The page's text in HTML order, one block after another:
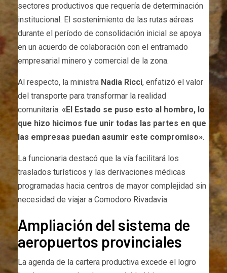
sectores productivos que requería de determinación
institucional. El sostenimiento de las rutas aéreas
durante el período de consolidación inicial se apoya
en un acuerdo de colaboración con el entramado
empresarial minero y comercial de la zona.
Al respecto, la ministra Nadia Ricci, enfatizó el valor
del transporte para transformar la realidad
comunitaria: «El Estado se puso esto al hombro, lo
que hizo hicimos fue unir todas las partes en que
las empresas puedan asumir este compromiso».
La funcionaria destacó que la vía facilitará los
traslados turísticos y las derivaciones médicas
programadas hacia centros de mayor complejidad sin
necesidad de viajar a Comodoro Rivadavia.
Ampliación del sistema de
aeropuertos provinciales
La agenda de la cartera productiva excede el logro